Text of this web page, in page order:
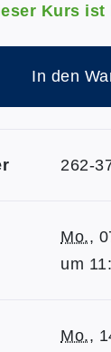
Kurs ist
In den
262-
Mo.,
um
Mo.,